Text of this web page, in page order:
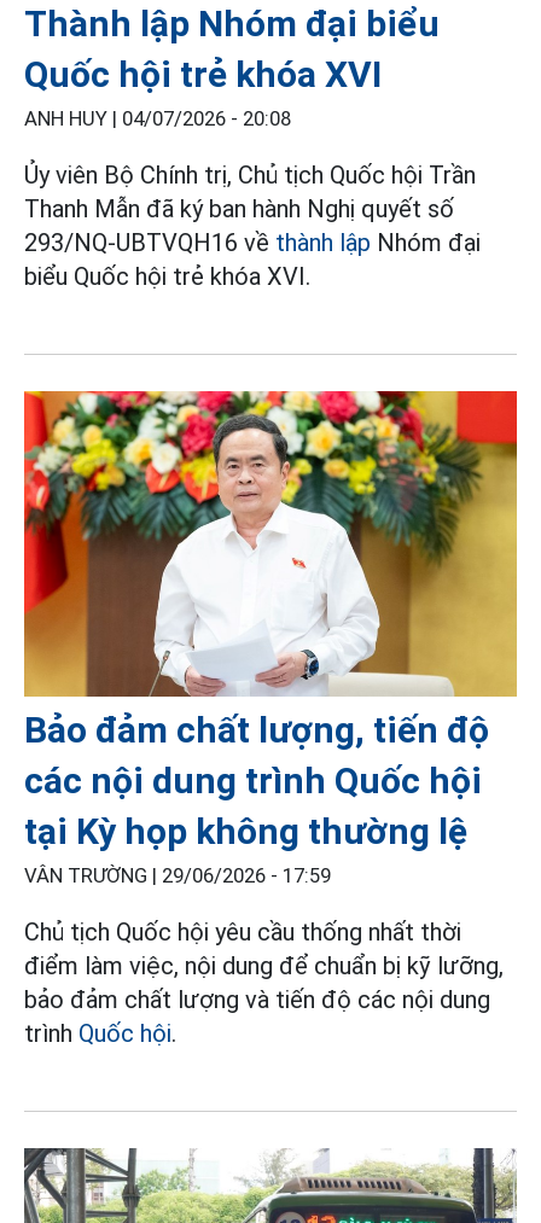
Thành lập Nhóm đại biểu
Quốc hội trẻ khóa XVI
ANH HUY | 04/07/2026 - 20:08
Ủy viên Bộ Chính trị, Chủ tịch Quốc hội Trần
Thanh Mẫn đã ký ban hành Nghị quyết số
293/NQ-UBTVQH16 về thành lập Nhóm đại
biểu Quốc hội trẻ khóa XVI.
Bảo đảm chất lượng, tiến độ
các nội dung trình Quốc hội
tại Kỳ họp không thường lệ
VÂN TRƯỜNG | 29/06/2026 - 17:59
Chủ tịch Quốc hội yêu cầu thống nhất thời
điểm làm việc, nội dung để chuẩn bị kỹ lưỡng,
bảo đảm chất lượng và tiến độ các nội dung
trình Quốc hội.